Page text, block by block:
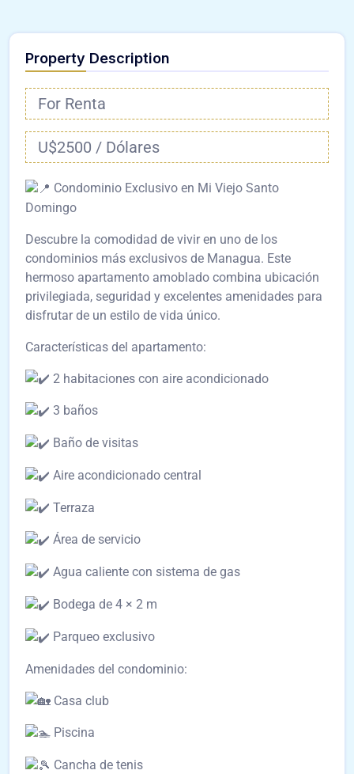
Property Description
For Renta
U$2500 / Dólares
Condominio Exclusivo en Mi Viejo Santo
Domingo
Descubre la comodidad de vivir en uno de los
condominios más exclusivos de Managua. Este
hermoso apartamento amoblado combina ubicación
privilegiada, seguridad y excelentes amenidades para
disfrutar de un estilo de vida único.
Características del apartamento:
2 habitaciones con aire acondicionado
3 baños
Baño de visitas
Aire acondicionado central
Terraza
Área de servicio
Agua caliente con sistema de gas
Bodega de 4 × 2 m
Parqueo exclusivo
Amenidades del condominio:
Casa club
Piscina
Cancha de tenis